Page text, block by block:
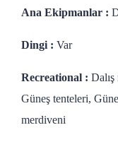
Ana Ekipmanlar :
Dingi : Var
Recreational :
Güneş tenteleri,
merdiveni